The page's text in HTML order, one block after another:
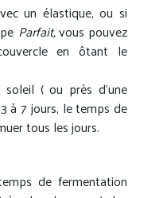
un élastique, ou si
Parfait,vous pouvez
en ôtant le
( ou près d’une
à 7 jours, le temps de
tous les jours.
de fermentation